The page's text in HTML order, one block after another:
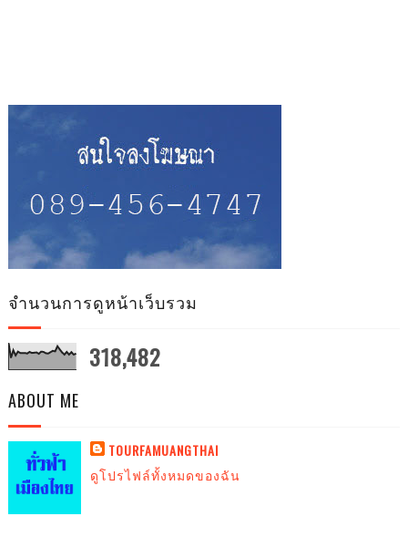
จำนวนการดูหน้าเว็บรวม
318,482
ABOUT ME
TOURFAMUANGTHAI
ดูโปรไฟล์ทั้งหมดของฉัน